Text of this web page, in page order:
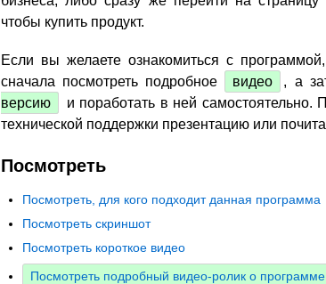
чтобы купить продукт.
Если вы желаете ознакомиться с
сначала посмотреть подробное
видео , а
версию
и поработать в ней самостоятельно.
технической поддержки презентацию или
Посмотреть
Посмотреть, для кого подходит данная программа
Посмотреть скриншот
Посмотреть короткое видео
Посмотреть подробный видео-ролик о программе